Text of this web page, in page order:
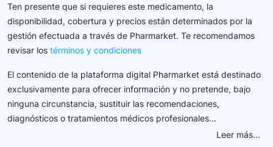
Ten presente que si requieres este medicamento, la
disponibilidad, cobertura y precios están determinados por la
gestión efectuada a través de Pharmarket. Te recomendamos
revisar los términos y condiciones
El contenido de la plataforma digital Pharmarket está destinado
exclusivamente para ofrecer información y no pretende, bajo
ninguna circunstancia, sustituir las recomendaciones,
diagnósticos o tratamientos médicos profesionales...
Leer más...